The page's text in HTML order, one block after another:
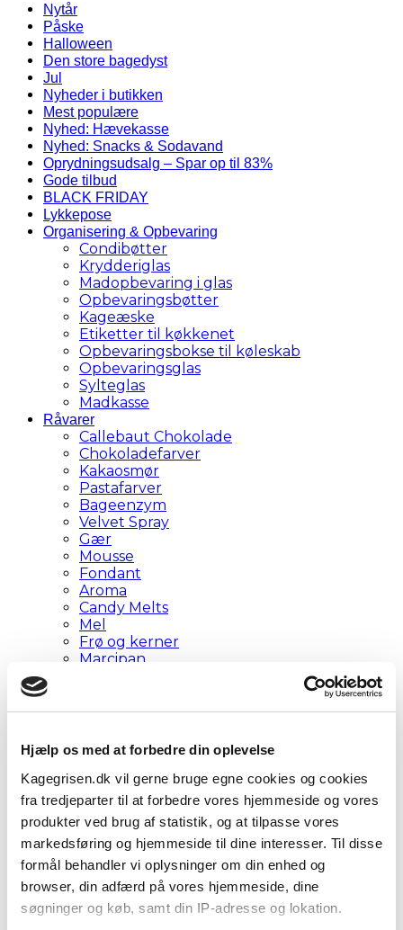
Hjælp os med at forbedre din oplevelse
Kagegrisen.dk vil gerne bruge egne cookies og cookies
fra tredjeparter til at forbedre vores hjemmeside og vores
produkter ved brug af statistik, og at tilpasse vores
markedsføring og hjemmeside til dine interesser. Til disse
formål behandler vi oplysninger om din enhed og
browser, din adfærd på vores hjemmeside, dine
søgninger og køb, samt din IP-adresse og lokation.
Nytår
Påske
Halloween
Den store bagedyst
Jul
Nyheder i butikken
Mest populære
Nyhed: Hævekasse
Nyhed: Snacks & Sodavand
Oprydningsudsalg – Spar op til 83%
Gode tilbud
BLACK FRIDAY
Lykkepose
Organisering & Opbevaring
Condibøtter
Krydderiglas
Madopbevaring i glas
Opbevaringsbøtter
Kageæske
Etiketter til køkkenet
Opbevaringsbokse til køleskab
Opbevaringsglas
Sylteglas
Madkasse
Råvarer
Callebaut Chokolade
Chokoladefarver
Kakaosmør
Pastafarver
Bageenzym
Velvet Spray
Gær
Mousse
Fondant
Aroma
Candy Melts
Mel
Frø og kerner
Marcipan
Bageredskaber
Hævekasse
Termometer
Kagerulle
Rullepinde
Bageriste
Dejskraber
Dejskærer
Kagerulle